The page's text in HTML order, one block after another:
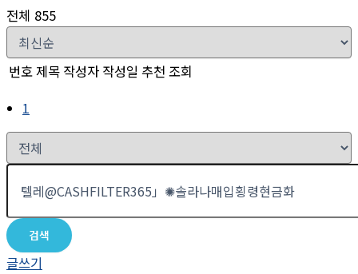
전체 855
번호제목 작성자 작성일 추천 조회
1
검색
글쓰기